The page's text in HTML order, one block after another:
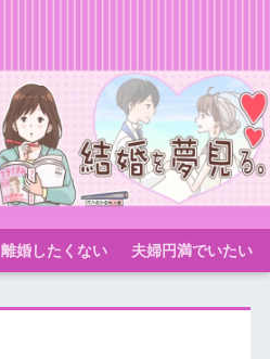
離婚したくない 夫婦円満でいたい